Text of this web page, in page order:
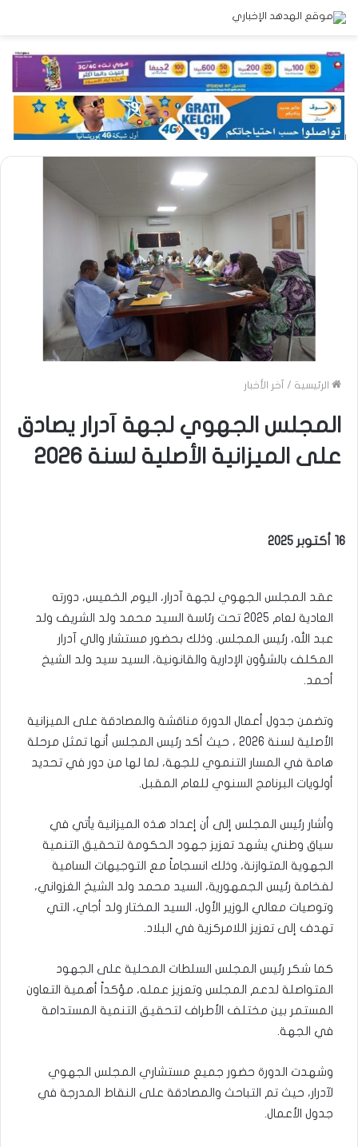
الرئيسية / آخر الأخبار
المجلس الجهوي لجهة آدرار يصادق
على الميزانية الأصلية لسنة 2026
16 أكتوبر 2025
عقد المجلس الجهوي لجهة آدرار، اليوم الخميس، دورته
العادية لعام 2025 تحت رئاسة السيد محمد ولد الشريف ولد
عبد الله، رئيس المجلس. وذلك بحضور مستشار والي آدرار
المكلف بالشؤون الإدارية والقانونية، السيد سيد ولد الشيخ
أحمد.
وتضمن جدول أعمال الدورة مناقشة والمصادقة على الميزانية
الأصلية لسنة 2026 ، حيث أكد رئيس المجلس أنها تمثل مرحلة
هامة في المسار التنموي للجهة، لما لها من دور في تحديد
أولويات البرنامج السنوي للعام المقبل.
وأشار رئيس المجلس إلى أن إعداد هذه الميزانية يأتي في
سياق وطني يشهد تعزيز جهود الحكومة لتحقيق التنمية
الجهوية المتوازنة، وذلك انسجاماً مع التوجيهات السامية
لفخامة رئيس الجمهورية، السيد محمد ولد الشيخ الغزواني،
وتوصيات معالي الوزير الأول، السيد المختار ولد أجاي، التي
تهدف إلى تعزيز اللامركزية في البلاد.
كما شكر رئيس المجلس السلطات المحلية على الجهود
المتواصلة لدعم المجلس وتعزيز عمله، مؤكداً أهمية التعاون
المستمر بين مختلف الأطراف لتحقيق التنمية المستدامة
في الجهة.
وشهدت الدورة حضور جميع مستشاري المجلس الجهوي
لآدرار، حيث تم التباحث والمصادقة على النقاط المدرجة في
جدول الأعمال.